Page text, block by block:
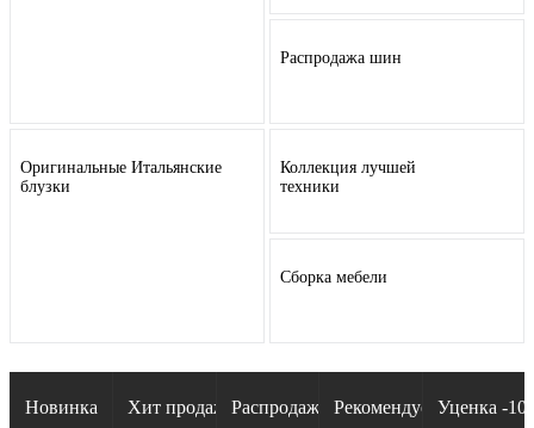
Распродажа шин
Оригинальные Итальянские
блузки
Коллекция лучшей
техники
Сборка мебели
Новинка Хит продаж Распродажа РекомендуемУценка -